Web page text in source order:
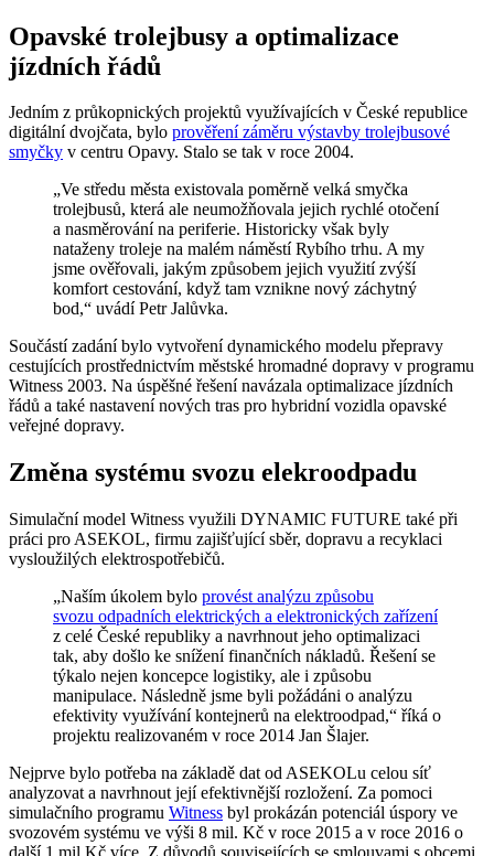
Opavské trolejbusy a optimalizace
jízdních řádů
Jedním z průkopnických projektů využívajících v České republice
digitální dvojčata, bylo prověření záměru výstavby trolejbusové
smyčky v centru Opavy. Stalo se tak v roce 2004.
„Ve středu města existovala poměrně velká smyčka
trolejbusů, která ale neumožňovala jejich rychlé otočení
a nasměrování na periferie. Historicky však byly
nataženy troleje na malém náměstí Rybího trhu. A my
jsme ověřovali, jakým způsobem jejich využití zvýší
komfort cestování, když tam vznikne nový záchytný
bod,“ uvádí Petr Jalůvka.
Součástí zadání bylo vytvoření dynamického modelu přepravy
cestujících prostřednictvím městské hromadné dopravy v programu
Witness 2003. Na úspěšné řešení navázala optimalizace jízdních
řádů a také nastavení nových tras pro hybridní vozidla opavské
veřejné dopravy.
Změna systému svozu elekroodpadu
Simulační model Witness využili DYNAMIC FUTURE také při
práci pro ASEKOL, firmu zajišťující sběr, dopravu a recyklaci
vysloužilých elektrospotřebičů.
„Naším úkolem bylo provést analýzu způsobu
svozu odpadních elektrických a elektronických zařízení
z celé České republiky a navrhnout jeho optimalizaci
tak, aby došlo ke snížení finančních nákladů. Řešení se
týkalo nejen koncepce logistiky, ale i způsobu
manipulace. Následně jsme byli požádáni o analýzu
efektivity využívání kontejnerů na elektroodpad,“ říká o
projektu realizovaném v roce 2014 Jan Šlajer.
Nejprve bylo potřeba na základě dat od ASEKOLu celou síť
analyzovat a navrhnout její efektivnější rozložení. Za pomoci
simulačního programu Witness byl prokázán potenciál úspory ve
svozovém systému ve výši 8 mil. Kč v roce 2015 a v roce 2016 o